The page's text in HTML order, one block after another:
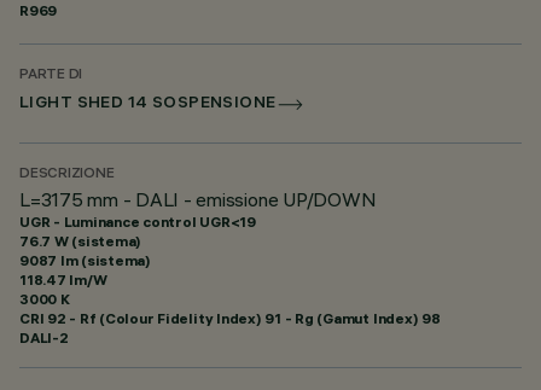
R969
PARTE DI
LIGHT SHED 14 SOSPENSIONE
DESCRIZIONE
L=3175 mm - DALI - emissione UP/DOWN
UGR - Luminance control UGR<19
76.7 W (sistema)
9087 lm (sistema)
118.47 lm/W
3000 K
CRI 92 - Rf (Colour Fidelity Index) 91 - Rg (Gamut Index) 98
DALI-2